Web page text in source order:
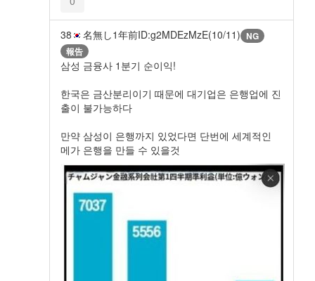
38 名無し1年前ID:g2MDEzMzE(10/11) NG
報告
삼성 금융사 1분기 순이익!
한국은 금산분리이기 때문에 대기업은 은행업에 진
출이 불가능하다
만약 삼성이 은행까지 있었다면 단번에 세계적인
메가 은행을 만들 수 있을것